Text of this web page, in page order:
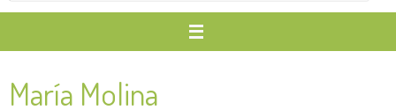
María Molina